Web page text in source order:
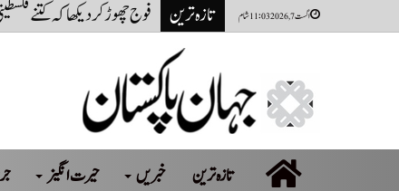
اگست 7, 2026 11:03 شام تازہ ترین نظام ناکام نہیں ناکام
صفحہ
تازہ ترین خبریں حیرت انگیز